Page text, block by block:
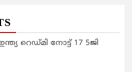
റെഡ്മി നോട്ട് 17 5ജി